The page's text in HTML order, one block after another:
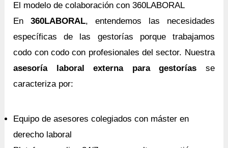
El modelo de colaboración con 360LABORAL
En360LABORAL, entendemos las necesidades
específicas de las gestorías porque trabajamos
codo con codo con profesionales del sector. Nuestra
asesoría laboral externa para gestorías se
caracteriza por:
Equipo de asesores colegiados con máster en
derecho laboral